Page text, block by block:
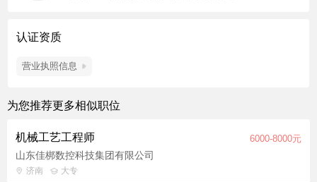
1、本科及以上学历，机械设计、机械制造、机电一体化等相关专
2、熟练掌握机械装配工艺原理、流程及规范，能独立完成装配工
BOM开展工艺梳理与优化工作。 3、熟练操作SolidWorks、
备较强的图纸解读、绘制能力及BOM关联操作能力。 4、优先录
用激光切割机行业从业经验者，熟悉激光切割机相关产品结构、
装配工艺及对应BOM管理流程者，将予以重点考虑并优先安排面
认证资质
营业执照信息
为您推荐更多相似职位
机械工艺工程师 6000-8000元
山东佳梆数控科技集团有限公司
济南 大专